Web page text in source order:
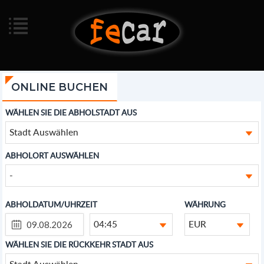
ONLINE BUCHEN
WÄHLEN SIE DIE ABHOLSTADT AUS
Stadt Auswählen
ABHOLORT AUSWÄHLEN
-
ABHOLDATUM/UHRZEIT
04:45
WÄHRUNG
EUR
WÄHLEN SIE DIE RÜCKKEHR STADT AUS